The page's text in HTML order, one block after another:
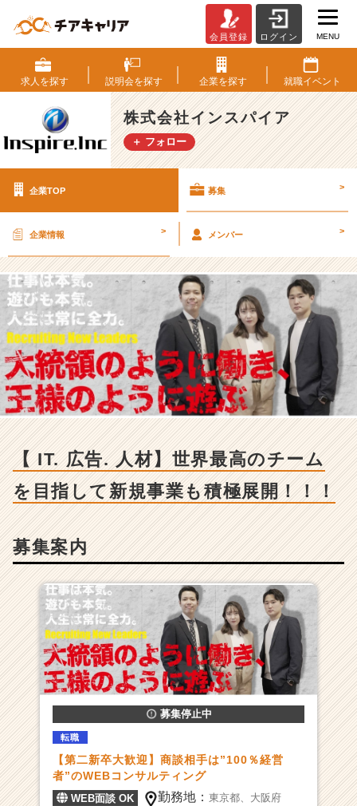
式
会
社
イ
ン
ス
の
求
人
T.
広
告.
人
材】
最
の
を
目
て
新
規
事
業
展
開！！！
|
会員登録 ログイン MENU
求人を探す 説明会を探す 企業を探す 就職イベント
株式会社インスパイア
＋ フォロー
企業TOP 募集 >
企業情報 > メンバー >
【 IT. 広告. 人材】世界最高のチーム
を目指して新規事業も積極展開！！！
募集案内
募集停止中
転職
【第二新卒大歓迎】商談相手は”100％経営
者”のWEBコンサルティング
WEB面談 OK 勤務地：東京都、 大阪府